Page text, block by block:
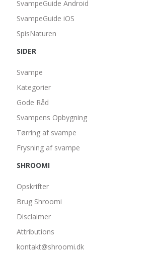
SvampeGuide Android
SvampeGuide iOS
SpisNaturen
SIDER
Svampe
Kategorier
Gode Råd
Svampens Opbygning
Tørring af svampe
Frysning af svampe
SHROOMI
Opskrifter
Brug Shroomi
Disclaimer
Attributions
kontakt@shroomi.dk